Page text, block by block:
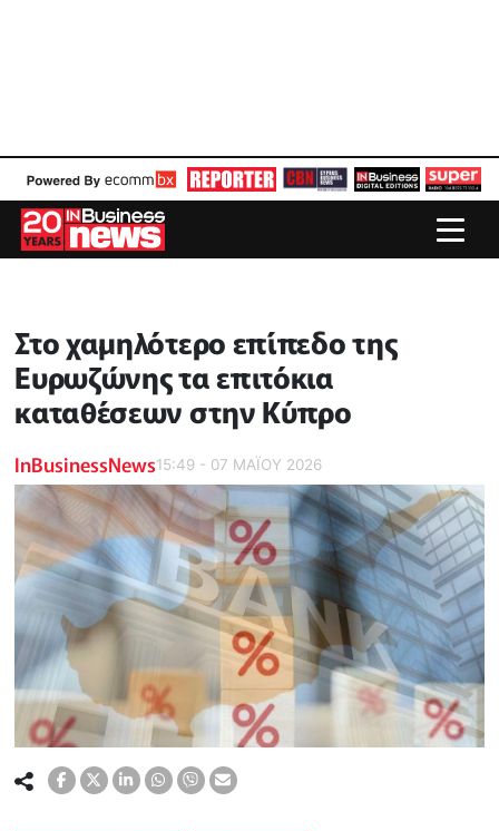
Στο χαμηλότερο επίπεδο της
Ευρωζώνης τα επιτόκια
καταθέσεων στην Κύπρο
InBusinessNews15:49 - 07 ΜΑΪ́ΟΥ 2026